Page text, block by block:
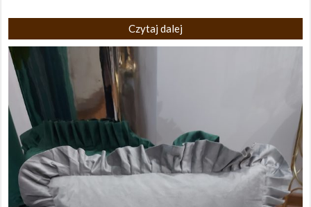
Czytaj dalej